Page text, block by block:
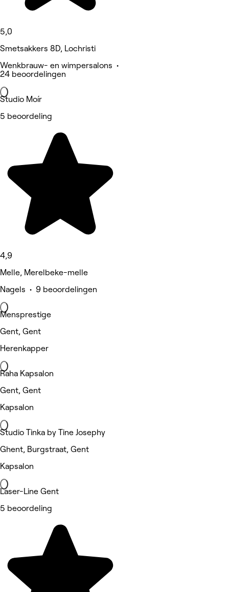
5,0
Smetsakkers 8D, Lochristi
Wenkbrauw- en wimpersalons •
24 beoordelingen
Studio Moír
5 beoordeling
4,9
Melle, Merelbeke-melle
Nagels • 9 beoordelingen
Mensprestige
Gent, Gent
Herenkapper
Raha Kapsalon
Gent, Gent
Kapsalon
Studio Tinka by Tine Josephy
Ghent, Burgstraat, Gent
Kapsalon
Laser-Line Gent
5 beoordeling